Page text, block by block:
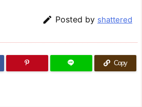
 Posted by shattered
Copy